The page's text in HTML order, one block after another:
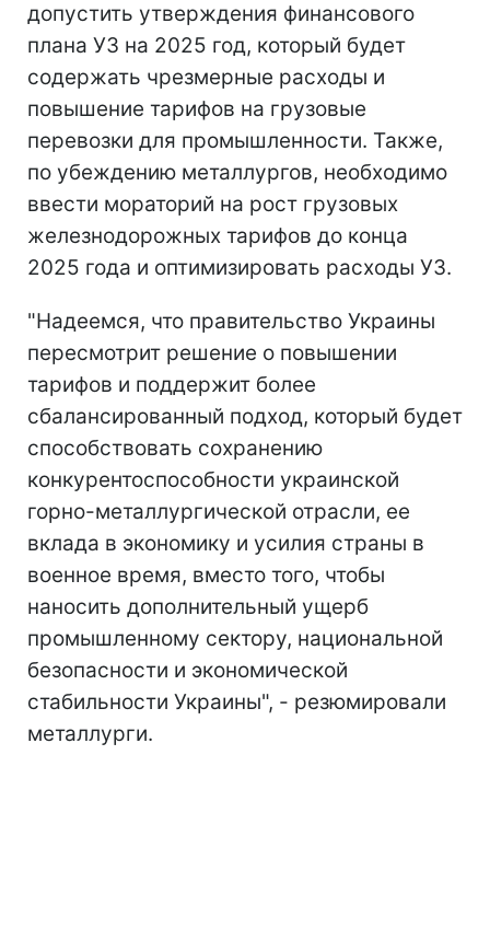
допустить утверждения финансового
плана УЗ на 2025 год, который будет
содержать чрезмерные расходы и
повышение тарифов на грузовые
перевозки для промышленности. Также,
по убеждению металлургов, необходимо
ввести мораторий на рост грузовых
железнодорожных тарифов до конца
2025 года и оптимизировать расходы УЗ.
"Надеемся, что правительство Украины
пересмотрит решение о повышении
тарифов и поддержит более
сбалансированный подход, который будет
способствовать сохранению
конкурентоспособности украинской
горно-металлургической отрасли, ее
вклада в экономику и усилия страны в
военное время, вместо того, чтобы
наносить дополнительный ущерб
промышленному сектору, национальной
безопасности и экономической
стабильности Украины", - резюмировали
металлурги.